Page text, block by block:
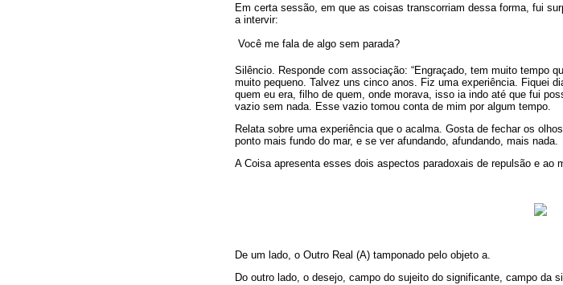
Em certa sessão, em que as coisas transcorriam dessa forma, fui
a intervir:
 Você me fala de algo sem parada?
Silêncio. Responde com associação: “Engraçado, tem muito tempo
muito pequeno. Talvez uns cinco anos. Fiz uma experiência. Fiquei
quem eu era, filho de quem, onde morava, isso ia indo até que fui
vazio sem nada. Esse vazio tomou conta de mim por algum tempo.
Relata sobre uma experiência que o acalma. Gosta de fechar os
ponto mais fundo do mar, e se ver afundando, afundando, mais nada.
A Coisa apresenta esses dois aspectos paradoxais de repulsão e ao
De um lado, o Outro Real (A) tamponado pelo objeto a.
Do outro lado, o desejo, campo do sujeito do significante, campo da